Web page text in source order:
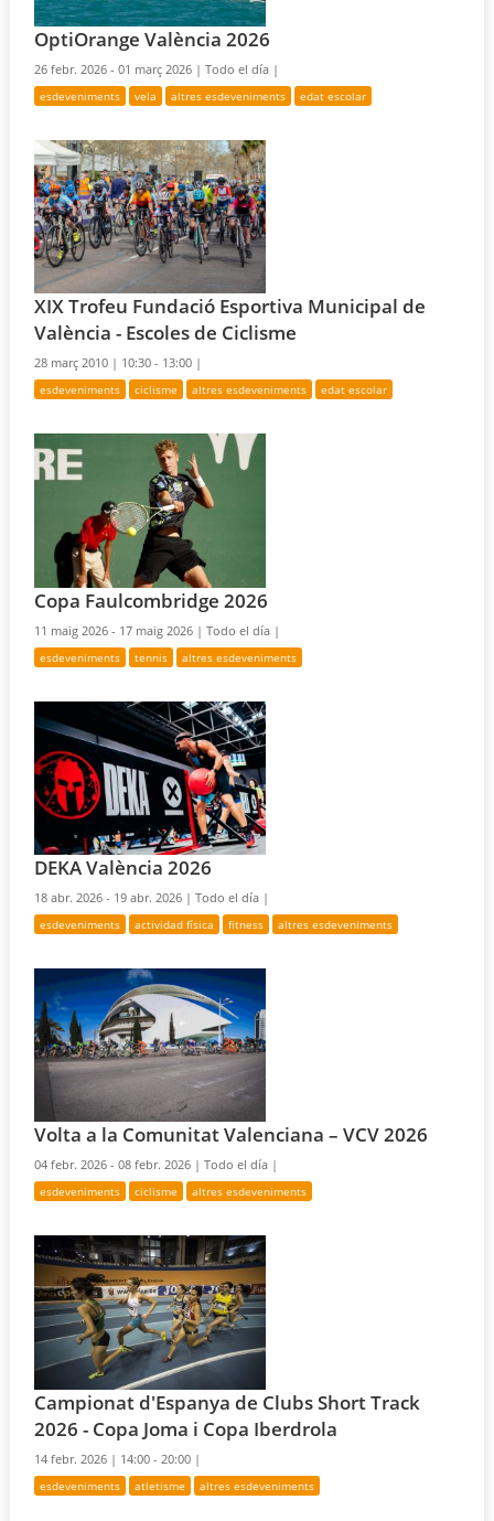
OptiOrange València 2026
26 febr. 2026 - 01 març 2026 |Todo el día |
esdeveniments vela altres esdeveniments edat escolar
XIX Trofeu Fundació Esportiva Municipal de
València - Escoles de Ciclisme
28 març 2010 | 10:30 - 13:00 |
esdeveniments ciclisme altres esdeveniments edat escolar
Copa Faulcombridge 2026
11 maig 2026 - 17 maig 2026 |Todo el día |
esdeveniments tennis altres esdeveniments
DEKA València 2026
18 abr. 2026 - 19 abr. 2026 |Todo el día |
esdeveniments actividad física fitness altres esdeveniments
Volta a la Comunitat Valenciana – VCV 2026
04 febr. 2026 - 08 febr. 2026 |Todo el día |
esdeveniments ciclisme altres esdeveniments
Campionat d'Espanya de Clubs Short Track
2026 - Copa Joma i Copa Iberdrola
14 febr. 2026 | 14:00 - 20:00 |
esdeveniments atletisme altres esdeveniments